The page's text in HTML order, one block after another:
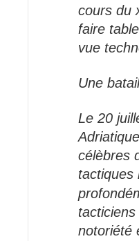
cours du
faire
vue
Une
Le 20
célèbres
tactiques
notoriété